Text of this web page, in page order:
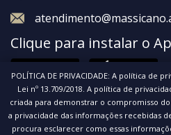
Clique para instalar o
POLÍTICA DE PRIVACIDADE: A política de
Lei nº 13.709/2018. A política de
criada para demonstrar o compromisso
a privacidade das informações recebidas
procura esclarecer como essas